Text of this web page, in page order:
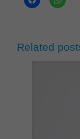
Related